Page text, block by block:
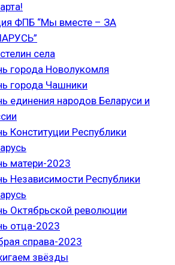
ФПБ “Мы вместе – ЗА
села
города Новолукомля
города Чашники
единения народов Беларуси и
Конституции Республики
матери-2023
Независимости Республики
Октябрьской революции
отца-2023
справа-2023
звёзды